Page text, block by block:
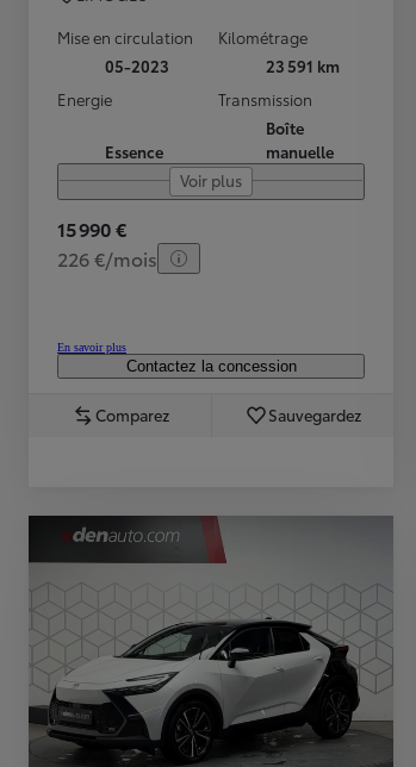
TOYOTA C-HR
HYBRIDE OU HYBRIDE RECHARGEABLE
Mise en circulation
05-2023
Kilométrage
23 591 km
Energie
Essence
Transmission
Boîte
manuelle
Voir plus
15 990 €
226 €/mois
En savoir plus
Contactez la concession
Comparez Sauvegardez